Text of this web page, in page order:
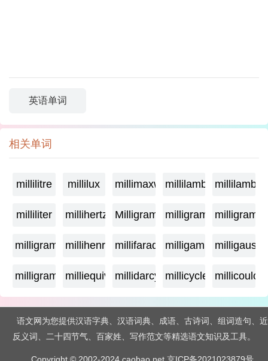
英语单词
相关单词
millilitre millilux millimaxwellmillilambda
milliliter millihertz Milligramagemilligrame
milligrammemillihenry millifarad milligammamilligauss
milligram milliequivalentmillidarcy millicycle
语文网为您提供汉语字典、汉语词典、成语、古诗词、组词造句、近
反义词、二十四节气、百家姓、写作范文等精选语文知识及工具。